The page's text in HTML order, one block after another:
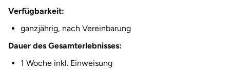
Verfügbarkeit:
ganzjährig, nach Vereinbarung
Dauer des Gesamterlebnisses:
1 Woche inkl. Einweisung
Herzogenaurach
Herzogtum Lauenburg
Homburg